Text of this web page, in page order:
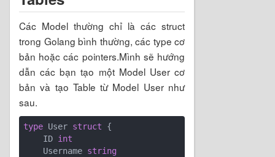
Các Model thường chỉ là các struct
trong Golang bình thường, các type cơ
bản hoặc các pointers.Mình sẽ hướng
dẫn các bạn tạo một Model User cơ
bản và tạo Table từ Model User như
sau.
type User struct {
    ID
int
    Username
string